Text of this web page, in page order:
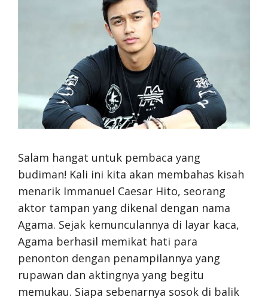
Salam hangat untuk pembaca yang
budiman! Kali ini kita akan membahas kisah
menarik Immanuel Caesar Hito, seorang
aktor tampan yang dikenal dengan nama
Agama. Sejak kemunculannya di layar kaca,
Agama berhasil memikat hati para
penonton dengan penampilannya yang
rupawan dan aktingnya yang begitu
memukau. Siapa sebenarnya sosok di balik